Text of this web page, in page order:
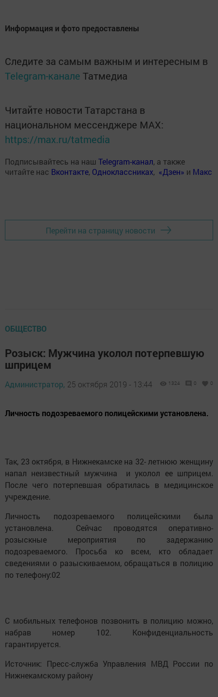
Информация и фото предоставлены
Следите за самым важным и интересным в
Telegram-канале Татмедиа
Читайте новости Татарстана в
национальном мессенджере MАХ:
https://max.ru/tatmedia
Подписывайтесь на наш Telegram-канал, а также
читайте нас Вконтакте, Одноклассниках, «Дзен» и Макс
Перейти на страницу новости
ОБЩЕСТВО
Розыск: Мужчина уколол потерпевшую
шприцем
Администратор, 25 октября 2019 - 13:44 1324 0 0
Личность подозреваемого полицейскими установлена.
Так, 23 октября, в Нижнекамске на 32- летнюю женщину
напал неизвестный мужчина и уколол ее шприцем.
После чего потерпевшая обратилась в медицинское
учреждение.
Личность подозреваемого полицейскими была
установлена. Сейчас проводятся оперативно-
розыскные мероприятия по задержанию
подозреваемого. Просьба ко всем, кто обладает
сведениями о разыскиваемом, обращаться в полицию
по телефону:02
С мобильных телефонов позвонить в полицию можно,
набрав номер 102. Конфиденциальность
гарантируется.
Источник: Пресс-служба Управления МВД России по
Нижнекамскому району